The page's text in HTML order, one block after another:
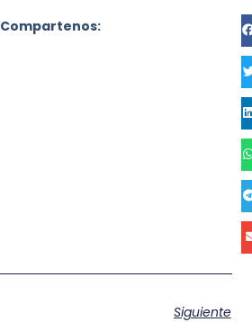
Compartenos:
Siguiente